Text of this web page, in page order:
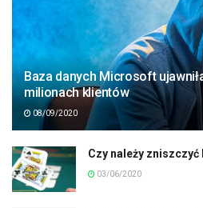
Baza danych Microsoft
milionach klientów
08/09/2020
Czy należy zniszczyć
03/06/2020